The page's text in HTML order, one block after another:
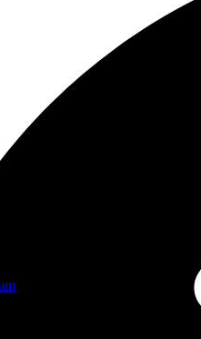
Einige von ihnen sind
die Cookies zulassen